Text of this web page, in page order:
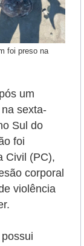
foi preso na
um
sexta-
Sul do
foi
Civil (PC),
corporal
violência